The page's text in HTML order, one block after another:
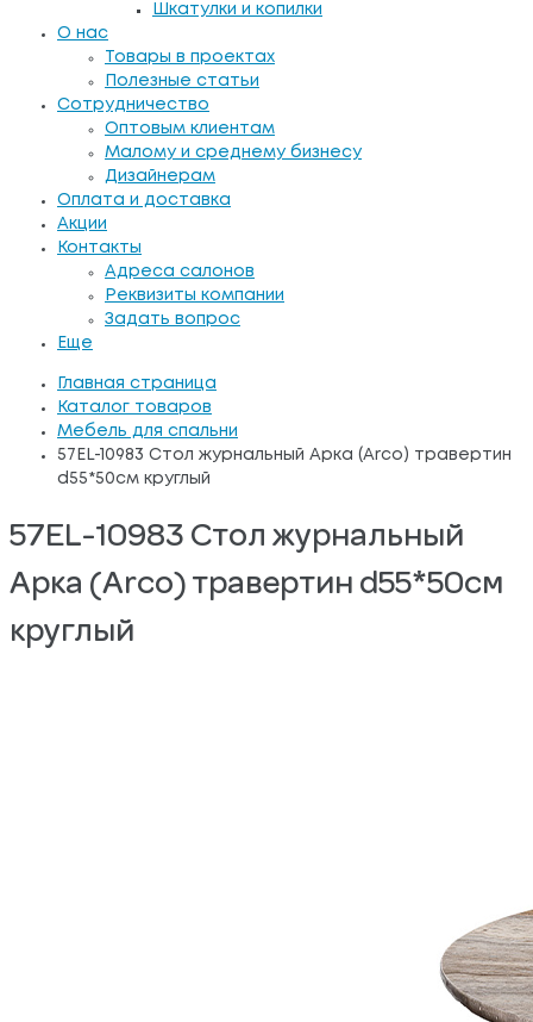
Шкатулки и копилки
О нас
Товары в проектах
Полезные статьи
Сотрудничество
Оптовым клиентам
Малому и среднему бизнесу
Дизайнерам
Оплата и доставка
Акции
Контакты
Адреса салонов
Реквизиты компании
Задать вопрос
Еще
Главная страница
Каталог товаров
Мебель для спальни
57EL-10983 Стол журнальный Арка (Arco) травертин
d55*50см круглый
57EL-10983 Стол журнальный
Арка (Arco) травертин d55*50см
круглый